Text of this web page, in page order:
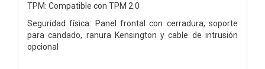
TPM: Compatible con TPM 2.0
Seguridad física: Panel frontal con cerradura, soporte
para candado, ranura Kensington y cable de intrusión
opcional